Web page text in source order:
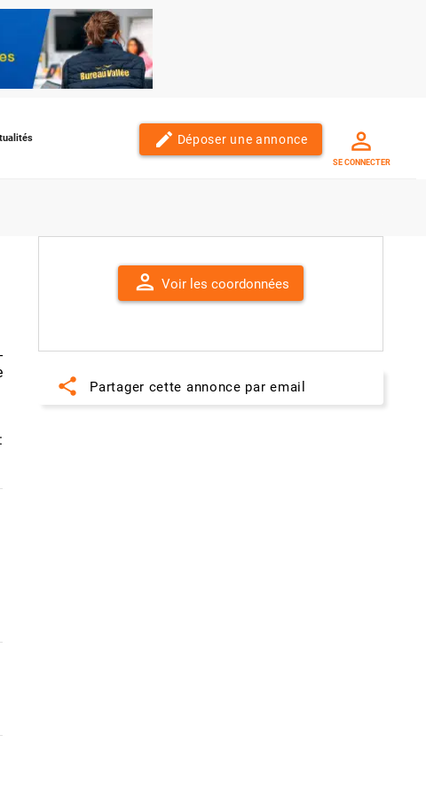
edit Déposer une annonce
SE CONNECTER
person Voir les coordonnées
share Partager cette annonce par email